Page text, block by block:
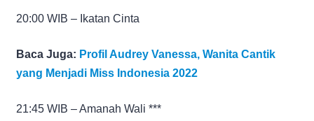
20:00 WIB – Ikatan Cinta
Baca Juga: Profil Audrey Vanessa, Wanita Cantik
yang Menjadi Miss Indonesia 2022
21:45 WIB – Amanah Wali ***